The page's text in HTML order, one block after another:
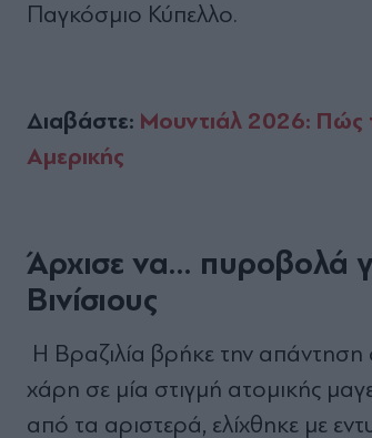
Παγκόσμιο Κύπελλο.
Διαβάστε: Μουντιάλ 2026: Πώς
Αμερικής
Άρχισε να... πυροβολά
Βινίσιους
Η Βραζιλία βρήκε την
χάρη σε μία στιγμή ατομικής
από τα αριστερά, ελίχθηκε με